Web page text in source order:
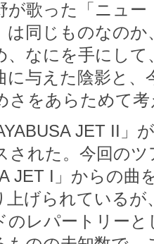
が歌った「ニュ
は同じものなの
、なにを手にし
に与えた陰影と
さをあらためて
JET II」
された。今回の
JET I」からの
上げられている
のレパートリー